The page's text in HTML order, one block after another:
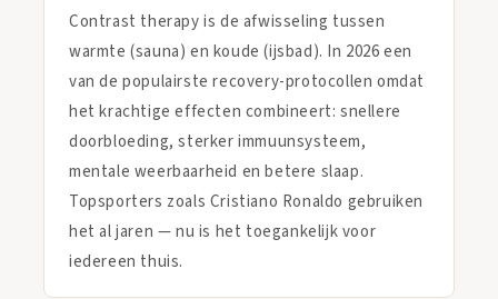
Contrast therapy is de afwisseling tussen
warmte (sauna) en koude (ijsbad). In 2026 een
van de populairste recovery-protocollen omdat
het krachtige effecten combineert: snellere
doorbloeding, sterker immuunsysteem,
mentale weerbaarheid en betere slaap.
Topsporters zoals Cristiano Ronaldo gebruiken
het al jaren — nu is het toegankelijk voor
iedereen thuis.